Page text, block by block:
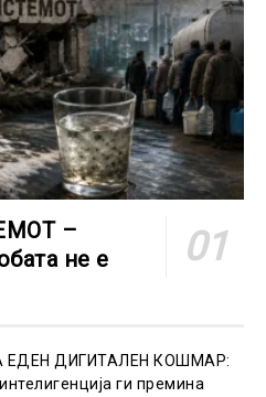
–
не е
ЕДЕН ДИГИТАЛЕН КОШМАР:
ги премина